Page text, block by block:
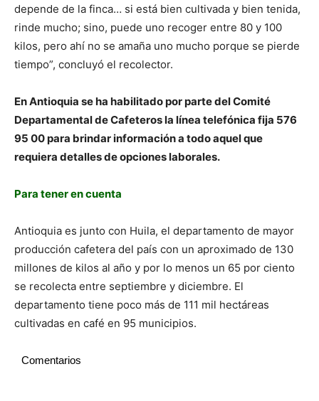
depende de la finca… si está bien cultivada y bien tenida,
rinde mucho; sino, puede uno recoger entre 80 y 100
kilos, pero ahí no se amaña uno mucho porque se pierde
tiempo”, concluyó el recolector.
En Antioquia se ha habilitado por parte del Comité
Departamental de Cafeteros la línea telefónica fija 576
95 00 para brindar información a todo aquel que
requiera detalles de opciones laborales.
Para tener en cuenta
Antioquia es junto con Huila, el departamento de mayor
producción cafetera del país con un aproximado de 130
millones de kilos al año y por lo menos un 65 por ciento
se recolecta entre septiembre y diciembre. El
departamento tiene poco más de 111 mil hectáreas
cultivadas en café en 95 municipios.
Comentarios